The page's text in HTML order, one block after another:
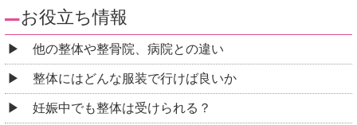
お役立ち情報
他の整体や整骨院、病院との違い
整体にはどんな服装で行けば良いか
妊娠中でも整体は受けられる？